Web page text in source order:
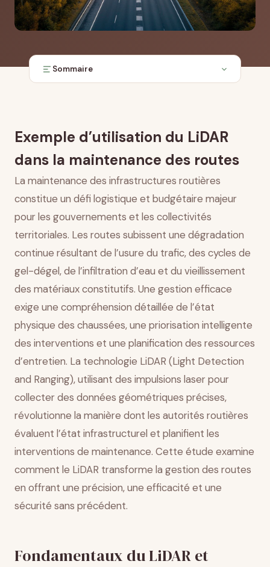
Sommaire
routiers
Modélisation tridimensionnelle et analyse
structurelle
Évaluation et priorisation basées sur les données
Amélioration de la sécurité et réduction des risques
Planification efficace des travaux et minimisation de
perturbations
Intégration avec la gestion de l’actif routier
Conclusion
Exemple d’utilisation du LiDAR
dans la maintenance des routes
La maintenance des infrastructures routières
constitue un défi logistique et budgétaire majeur
pour les gouvernements et les collectivités
territoriales. Les routes subissent une dégradation
continue résultant de l’usure du trafic, des cycles de
gel-dégel, de l’infiltration d’eau et du vieillissement
des matériaux constitutifs. Une gestion efficace
exige une compréhension détaillée de l’état
physique des chaussées, une priorisation intelligente
des interventions et une planification des ressources
d’entretien. La technologie LiDAR (Light Detection
and Ranging), utilisant des impulsions laser pour
collecter des données géométriques précises,
révolutionne la manière dont les autorités routières
évaluent l’état infrastructurel et planifient les
interventions de maintenance. Cette étude examine
comment le LiDAR transforme la gestion des routes
en offrant une précision, une efficacité et une
sécurité sans précédent.
Fondamentaux du LiDAR et